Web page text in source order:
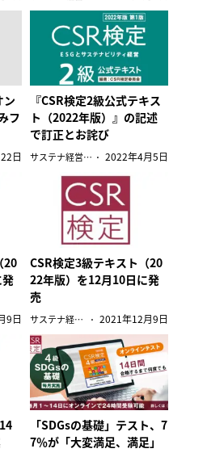
ン
フ
日
『CSR検定2級公式テキス
ト（2022年版）』の記述
で訂正とお詫び
サステナ経営検定 2022年4月5日
20
9日
CSR検定3級テキスト（20
22年版）を12月10日に発
売
サステナ経営検定 2021年12月9日
「SDGsの基礎」テスト、7
7％が「大変満足、満足」